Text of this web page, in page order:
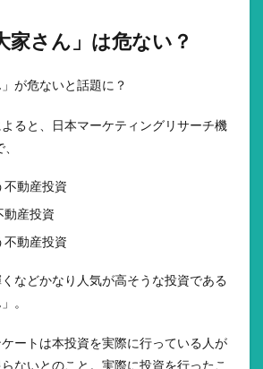
家さん」は危ない？
が危ないと話題に？
ると、日本マーケティングリサーチ機
不動産投資
動産投資
不動産投資
などかなり人気が高そうな投資である
。
ートは本投資を実際に行っている人が
ないとのこと。実際に投資を行ったこ